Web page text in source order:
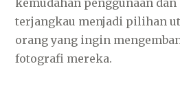
kemudahan penggunaan
terjangkau menjadi pilihan
orang yang ingin
fotografi mereka.